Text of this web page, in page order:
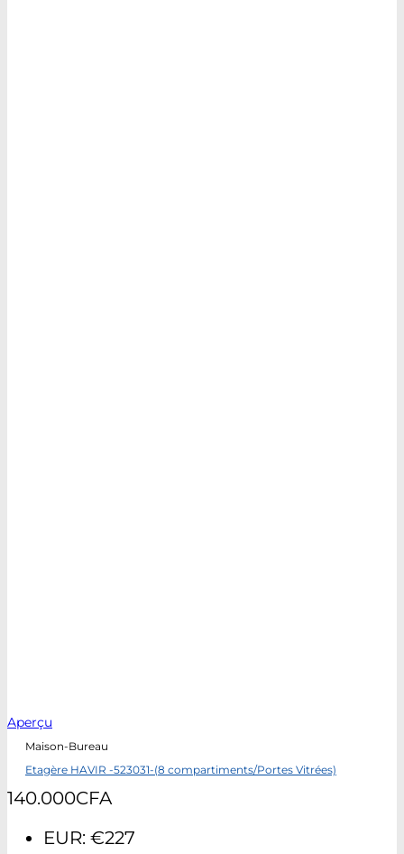
Aperçu
Maison-Bureau
Etagère HAVIR -523031-(8 compartiments/Portes Vitrées)
140.000CFA
EUR: €227